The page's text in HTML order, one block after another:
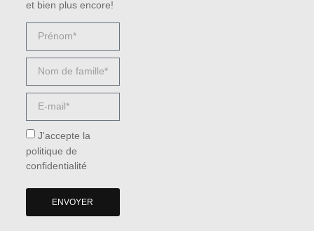
et bien plus encore!
J'accepte la
politique de
confidentialité
ENVOYER